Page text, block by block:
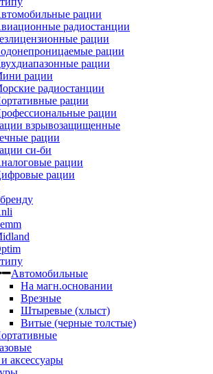
рации
радиостанции
рации
рации
рации
рации
радиостанции
рации
рации
взрывозащищенные
рации
си-би
рации
рации
Автомобильные
На магн.основании
Врезные
Штыревые (хлыст)
Витые (черные толстые)
аксессуары